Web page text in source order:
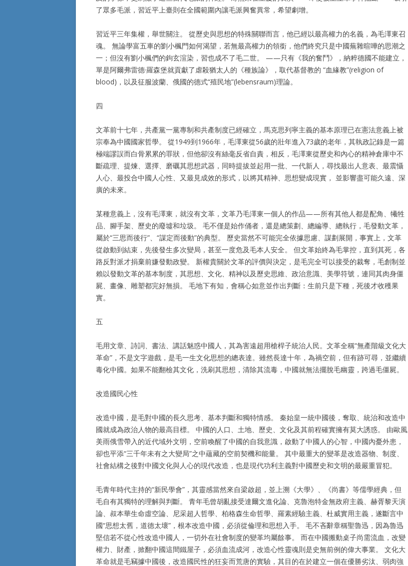
了眾多毛派，習近平上臺則在全國範圍內讓毛派興奮異常，希望劇增。
習近平三年集權，舉世關注。 從歷史與思想的特殊關聯而言，他已經以最高權力的名義，為毛澤東召
魂。 無論學富五車的劉小楓門如何渴望，若無最高權力的領銜，他們終究只是中國蕪雜暄嘩的思潮之
一；但沒有劉小楓們的鉤玄渲染，習也成不了毛二世。 ——只有《我的奮鬥》，納粹德國不能建立，
單是阿爾弗雷德·羅森堡就貢獻了虐殺猶太人的《種族論》，取代基督教的 “血緣教”(religion of
blood)，以及征服波蘭、俄國的德式“殖民地”(lebensraum)理論。
四
文革前十七年，共產黨一黨專制和共產制度已經確立，馬克思列寧主義的基本原理已在憲法意義上被
宗奉為中國國家哲學。 從1949到1966年，毛澤東從56歲的壯年進入73歲的老年，其執政記錄是一篇
極端謬誤而白骨累累的罪狀，但他卻沒有絲毫反省自責，相反，毛澤東從歷史和內心的精神倉庫中不
斷疏理、提煉、選擇、磨礪其思想武器，同時提拔並起用一批、一代新人，尋找最出人意表、最震懾
人心、最投合中國人心性、又最見成效的形式，以將其精神、思想變成現實， 並影響盡可能久遠、深
廣的未來。
某種意義上，沒有毛澤東，就沒有文革，文革乃毛澤東一個人的作品——所有其他人都是配角、犧牲
品、腳手架、歷史的廢墟和垃圾。 毛不僅是始作俑者，還是總策劃、總編導、總執行，毛發動文革，
屬於“三思而後行”、“謀定而後動”的典型。 歷史當然不可能完全依據思慮、謀劃展開，事實上，文革
從啟動到結束，先後發生多次變局，甚至一度危及毛本人安全。 但文革始終為毛掌控，直到其死，各
路反對派才捐棄前嫌發動政變。 新權貴關於文革的評價與決定，是毛完全可以接受的裁奪，毛創制並
賴以發動文革的基本制度，其思想、文化、精神以及歷史思維、政治意識、美學符號，連同其肉身僵
屍、畫像、雕塑都完好無損。 毛地下有知，會稱心如意並作出判斷：生前只是下種，死後才收穫果
實。
五
毛用文章、詩詞、書法、講話魅惑中國人，其為害遠超用槍桿子統治人民。文革全稱“無產階級文化大
革命”，不是文字遊戲，是毛一生文化思想的總表達。雖然長達十年，為禍空前，但有跡可尋，並繼續
毒化中國。如果不能翻檢其文化，洗刷其思想，清除其流毒，中國就無法擺脫毛幽靈，跨過毛僵屍。
改造國民心性
改造中國，是毛對中國的長久思考、基本判斷和獨特情感。 秦始皇一統中國後，奪取、統治和改造中
國就成為政治人物的最高目標。 中國的人口、土地、歷史、文化及其前程確實擁有莫大誘惑。 由歐風
美雨俄雪帶入的近代域外文明，空前喚醒了中國的自我意識，啟動了中國人的心智，中國內憂外患，
卻也平添“三千年未有之大變局”之中蘊藏的空前契機和能量。 其中最重大的變革是改造器物、制度、
社會結構之後對中國文化與人心的現代改造，也是現代功利主義對中國歷史和文明的最嚴重冒犯。
毛青年時代主持的“新民學會”，其靈感當然來自梁啟超，並上溯《大學》、《尚書》等儒學經典，但
毛自有其獨特的理解與判斷。 青年毛曾胡亂接受達爾文進化論、克魯泡特金無政府主義、赫胥黎天演
論、叔本華生命虛空論、尼采超人哲學、柏格森生命哲學、羅素經驗主義、杜威實用主義，遂斷言中
國“思想太舊，道德太壞”，根本改造中國，必須從倫理和思想入手。 毛不吝辭章稱聖魯迅，因為魯迅
堅信若不從心性改造中國人，一切外在社會制度的變革均屬餘事。 而在中國搬動桌子尚需流血，改變
權力、財產，掀翻中國這間鐵屋子，必須血流成河，改造心性靈魂則是史無前例的偉大事業。 文化大
革命就是毛竊據中國後，改造國民性的狂妄而荒唐的實驗，其目的在於建立一個在優勝劣汰、弱肉強